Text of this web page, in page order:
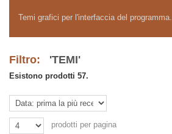
Temi grafici per l'interfaccia del programma.
Filtro: 'TEMI'
Esistono prodotti 57.
prodotti per pagina